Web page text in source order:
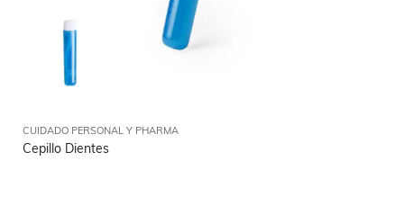
CUIDADO PERSONAL Y PHARMA
Cepillo Dientes